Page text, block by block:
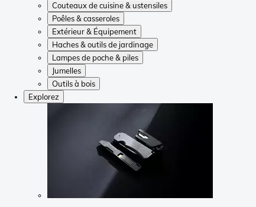
Couteaux de cuisine & ustensiles
Poêles & casseroles
Extérieur & Équipement
Haches & outils de jardinage
Lampes de poche & piles
Jumelles
Outils à bois
Explorez